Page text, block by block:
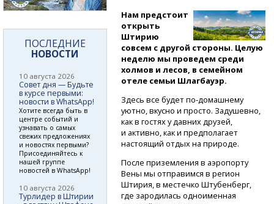
Нам предстоит
открыть
Штирию
совсем с другой стороны. Целую
неделю мы проведем среди
холмов и лесов, в семейном
отеле семьи Шлагбауэр.
Здесь все будетпо-домашнему
уютно, вкусно и просто. Задушевно,
как в гостях у давних друзей,
и активно, как и предполагает
настоящий отдых на природе.
После приземления в аэропорту
Вены мы отправимся в регион
Штирия, в местечко Штубенберг,
где зародилась одноименная
ПОСЛЕДНИЕ
НОВОСТИ
10 августа 2026
Совет дня — Будьте
в курсе первыми:
новости в WhatsApp!
Хотите всегда быть в
центре событий и
узнавать о самых
свежих предложениях
и новостях первыми?
Присоединяйтесь к
нашей группе
новостей в WhatsApp!
10 августа 2026
Турлидер в Штирии